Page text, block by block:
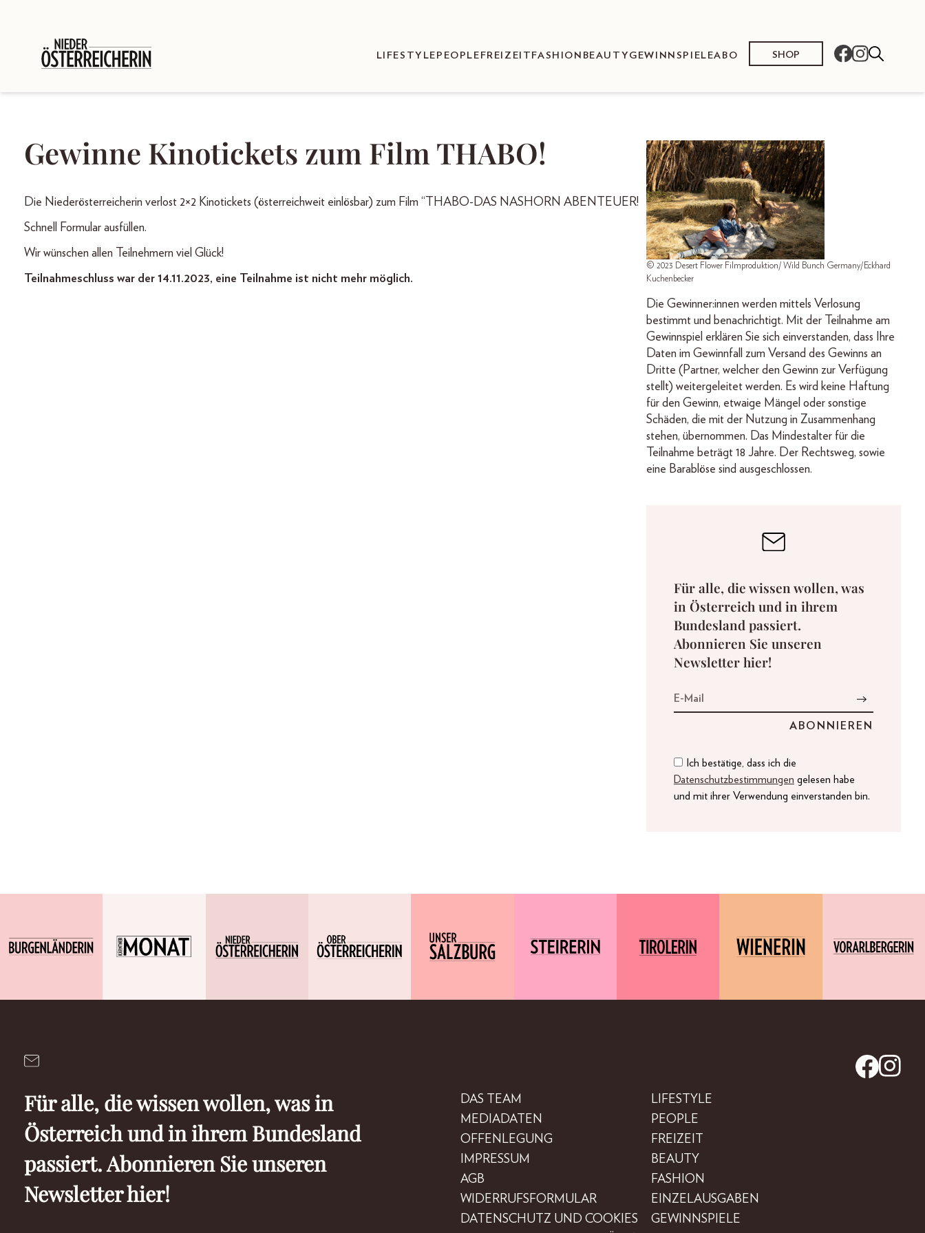
LIFESTYLE PEOPLE FREIZEIT FASHION BEAUTY GEWINNSPIELEABO SHOP
Gewinne Kinotickets zum Film THABO!
Die Niederösterreicherin verlost 2×2 Kinotickets (österreichweit einlösbar) zum Film “THABO-DAS NASHORN ABENTEUER!
Schnell Formular ausfüllen.
Wir wünschen allen Teilnehmern viel Glück!
Teilnahmeschluss war der 14.11.2023, eine Teilnahme ist nicht mehr möglich.
© 2023 Desert Flower Filmproduktion/ Wild Bunch Germany/Eckhard
Kuchenbecker
Die Gewinner:innen werden mittels Verlosung
bestimmt und benachrichtigt. Mit der Teilnahme am
Gewinnspiel erklären Sie sich einverstanden, dass Ihre
Daten im Gewinnfall zum Versand des Gewinns an
Dritte (Partner, welcher den Gewinn zur Verfügung
stellt) weitergeleitet werden. Es wird keine Haftung
für den Gewinn, etwaige Mängel oder sonstige
Schäden, die mit der Nutzung in Zusammenhang
stehen, übernommen. Das Mindestalter für die
Teilnahme beträgt 18 Jahre. Der Rechtsweg, sowie
eine Barablöse sind ausgeschlossen.
Für alle, die wissen wollen, was
in Österreich und in ihrem
Bundesland passiert.
Abonnieren Sie unseren
Newsletter hier!
Ich bestätige, dass ich die
Datenschutzbestimmungen gelesen habe
und mit ihrer Verwendung einverstanden bin.
Für alle, die wissen wollen, was in
Österreich und in ihrem Bundesland
passiert. Abonnieren Sie unseren
Newsletter hier!
DAS TEAM
MEDIADATEN
OFFENLEGUNG
IMPRESSUM
AGB
WIDERRUFSFORMULAR
DATENSCHUTZ UND COOKIES
LIFESTYLE
PEOPLE
FREIZEIT
BEAUTY
FASHION
EINZELAUSGABEN
GEWINNSPIELE